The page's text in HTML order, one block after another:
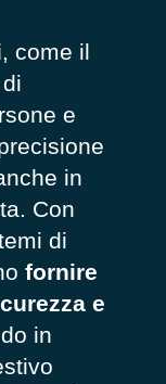
, come il
e
in
Con
di
fornire
e
in